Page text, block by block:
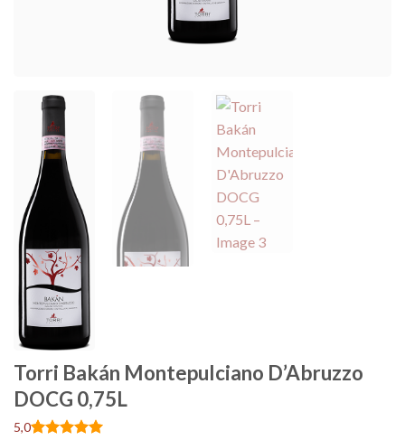
Torri Bakán Montepulciano D’Abruzzo
DOCG 0,75L
5,0